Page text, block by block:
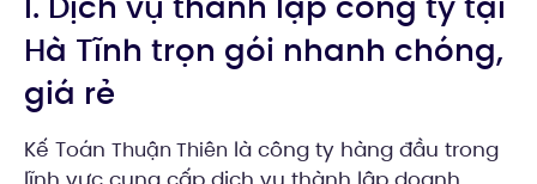
Hà Tĩnh trọn gói nhanh chóng,
giá rẻ
Kế Toán Thuận Thiên là công ty hàng đầu trong